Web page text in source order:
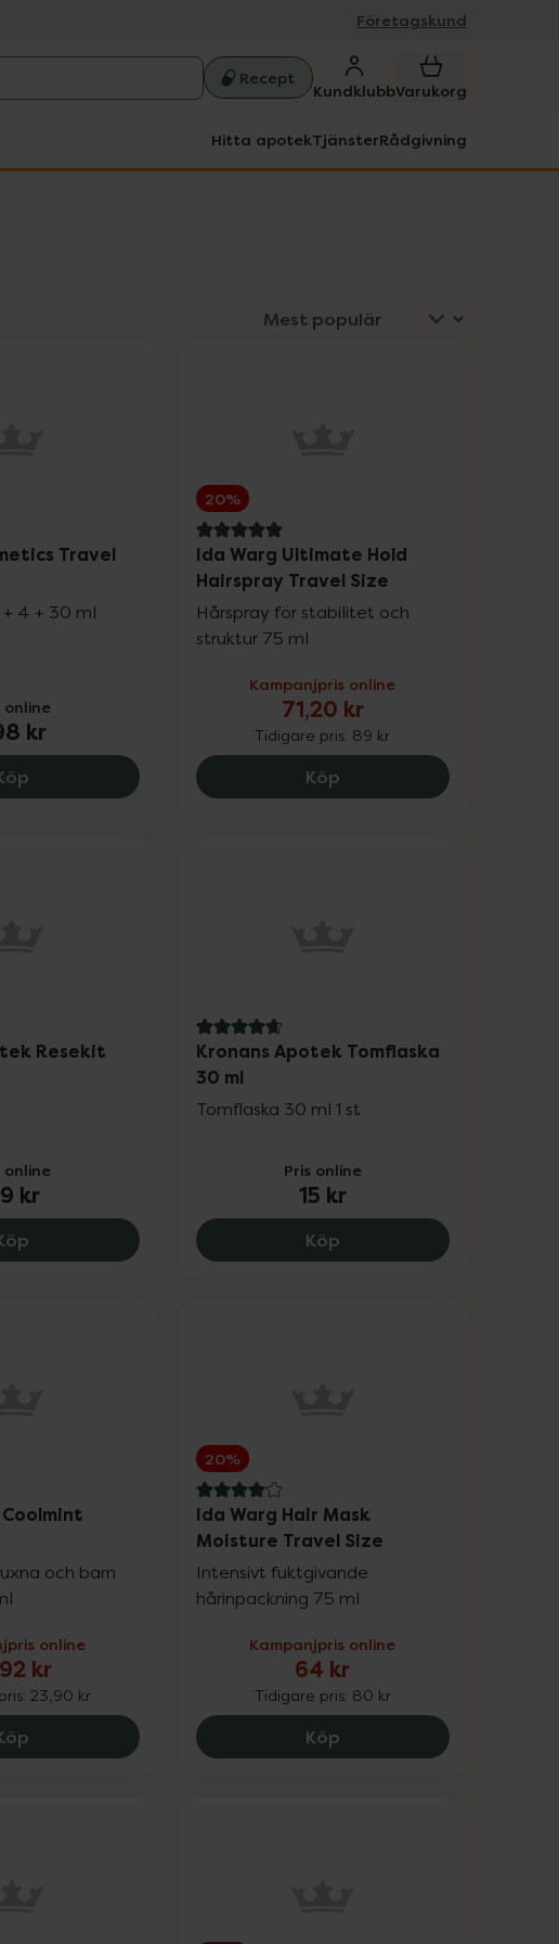
Företagskund
Recept
KundklubbVarukorg
Hitta apotekTjänsterRådgivning
Foundation SPF15, 204 kr.
Travel
4 + 30 ml
online
kr
Meroda Cosmetics Travel Kit, 398 kr.
20%
5 av 5 i omdöme
Ida Warg Ultimate Hold
Hairspray Travel Size
Hårspray för stabilitet och
struktur 75 ml
Kampanjpris online
71,20 kr
Tidigare pris: 89 kr
KöpIda Warg Ultimate Hold
100 ml, 71 kr.
Resekit
online
kr
Kronans Apotek Resekit, 49 kr.
4.8 av 5 i omdöme
Kronans Apotek Tomflaska
30 ml
Tomflaska 30 ml 1 st
Pris online
15 kr
KöpKronans Apotek
och barn
online
kr
23,90 kr
Flux Original Coolmint Travel, 17.92 kr.
20%
4 av 5 i omdöme
Ida Warg Hair Mask
Moisture Travel Size
Intensivt fuktgivande
hårinpackning 75 ml
Kampanjpris online
64 kr
Tidigare pris: 80 kr
KöpIda Warg Hair Mask